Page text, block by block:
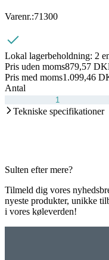
Varenr.:71300
Lokal lagerbeholdning: 2
Pris uden moms879,57
Pris med moms1.099,46
Antal
Tekniske specifikationer
Sulten efter mere?
Tilmeld dig vores
nyeste produkter, unikke
i vores køleverden!